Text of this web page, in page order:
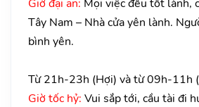
Giờ đại an: Mọi việc đểu tốt lành,
Tây Nam – Nhà cửa yên lành.
bình yên.
Từ 21h-23h (Hợi) và từ 09h-11h
Giờ tốc hỷ: Vui sắp tới, cầu tài đi